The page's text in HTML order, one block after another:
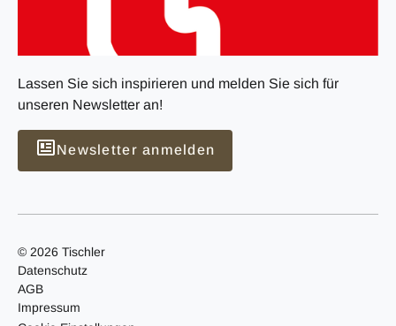
Lassen Sie sich inspirieren und melden Sie sich für
unseren Newsletter an!
Newsletter anmelden
© 2026 Tischler
Datenschutz
AGB
Impressum